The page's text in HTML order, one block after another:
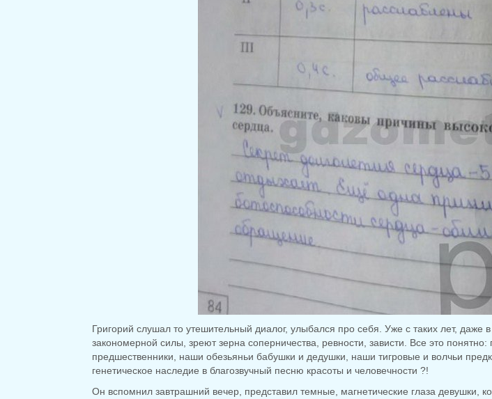
Григорий слушал то утешительный диалог, улыбался про себя. Уже с таких лет, даже
закономерной силы, зреют зерна соперничества, ревности, зависти. Все это
предшественники, наши обезьяньи бабушки и дедушки, наши тигровые и волчьи
генетическое наследие в благозвучный песню красоты и человечности ?!
Он вспомнил завтрашний вечер, представил темные, магнетические глаза девушки,